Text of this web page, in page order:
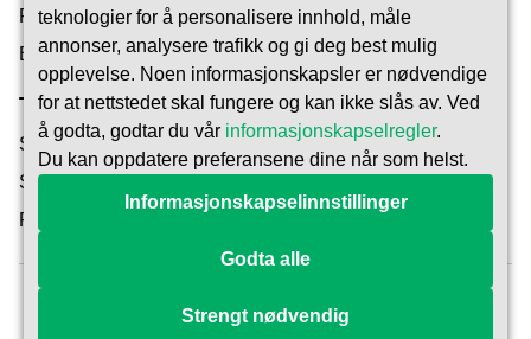
Finn en dyrepasser
Bli Pet Carer
Tillit og Sikkerhet
Sikkerhet
Slik fungerer det
Reservasjonsbeskyttelse
teknologier for å personalisere innhold, måle
annonser, analysere trafikk og gi deg best mulig
opplevelse. Noen informasjonskapsler er nødvendige
for at nettstedet skal fungere og kan ikke slås av. Ved
å godta, godtar du vår informasjonskapselregler.
Du kan oppdatere preferansene dine når som helst.
Informasjonskapselinnstillinger
Godta alle
Strengt nødvendig